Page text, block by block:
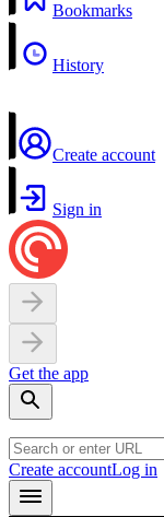
Bookmarks
History
Create account
Sign in
Get the app
Create accountLog in